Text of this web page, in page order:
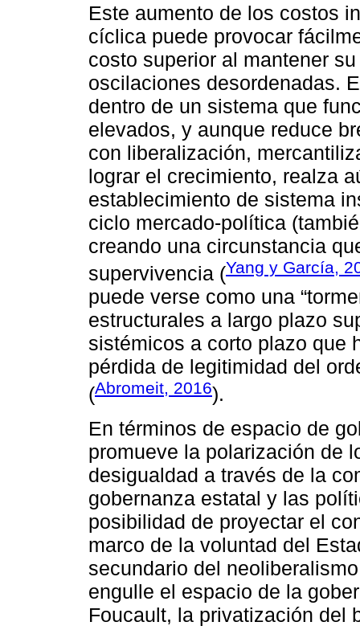
Este aumento de los costos
cíclica puede provocar
costo superior al mantener
oscilaciones desordenadas.
dentro de un sistema que
elevados, y aunque reduce
con liberalización,
lograr el crecimiento, realza
establecimiento de sistema
ciclo mercado-política
creando una circunstancia
supervivencia (Yang y García,
puede verse como una
estructurales a largo plazo
sistémicos a corto plazo que
pérdida de legitimidad del
(Abromeit, 2016).
En términos de espacio de
promueve la polarización de
desigualdad a través de la
gobernanza estatal y las
posibilidad de proyectar el
marco de la voluntad del
secundario del
engulle el espacio de la
Foucault, la privatización del